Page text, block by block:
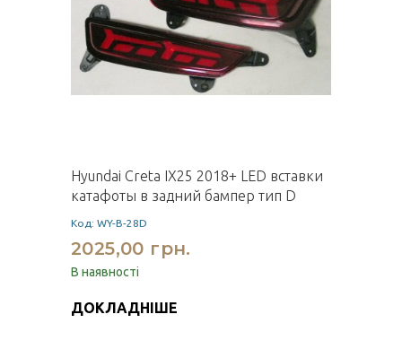
Hyundai Creta IX25 2018+ LED вставки
катафоты в задний бампер тип D
Код: WY-B-28D
2025,00 грн.
В наявності
ДОКЛАДНІШЕ